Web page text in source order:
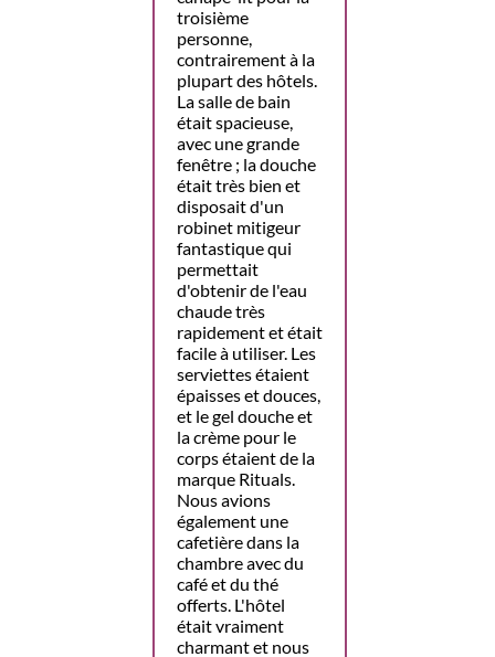
troisième
personne,
contrairement à la
plupart des hôtels.
La salle de bain
était spacieuse,
avec une grande
fenêtre ; la douche
était très bien et
disposait d'un
robinet mitigeur
fantastique qui
permettait
d'obtenir de l'eau
chaude très
rapidement et était
facile à utiliser. Les
serviettes étaient
épaisses et douces,
et le gel douche et
la crème pour le
corps étaient de la
marque Rituals.
Nous avions
également une
cafetière dans la
chambre avec du
café et du thé
offerts. L'hôtel
était vraiment
charmant et nous